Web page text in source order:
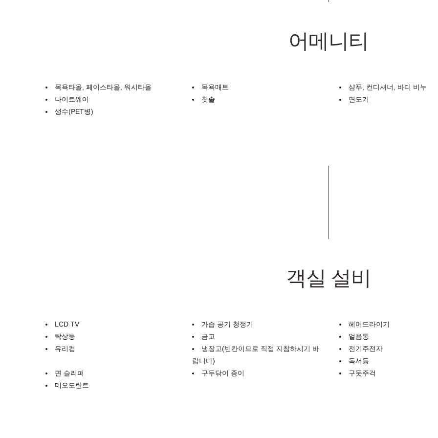
어메니티
목욕타올, 페이스타올, 워시타올 목욕매트 샴푸, 컨디셔너, 바디 비누
나이트웨어
칫솔 면도기
생수(PET병)
객실 설비
LCD TV 가습 공기 청정기 헤어드라이기
탁상등
금고 얼음통
유리컵
냉장고(빈칸이므로 직접 지참하시기 바
랍니다)
전기주전자
독서등
면 슬리퍼
구두닦이 종이 구둣주걱
데오도란트